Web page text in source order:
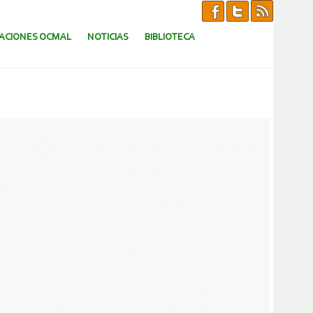
OCMAL NOTICIAS BIBLIOTECA